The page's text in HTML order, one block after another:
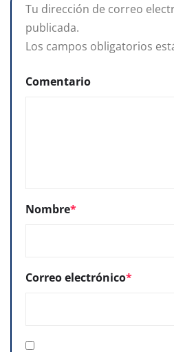
Tu dirección de correo
publicada.
Los campos obligatorios
Comentario
Nombre*
Correo electrónico*